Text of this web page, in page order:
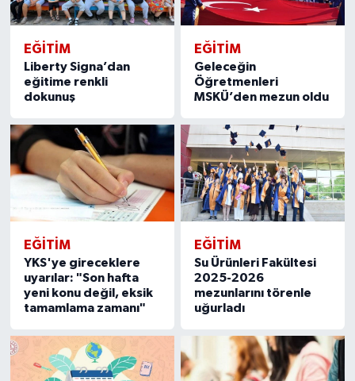
EĞITIM
Liberty Signa’dan
eğitime renkli
dokunuş
EĞITIM
Geleceğin
Öğretmenleri
MSKÜ’den mezun oldu
EĞITIM
YKS'ye gireceklere
uyarılar: "Son hafta
yeni konu değil, eksik
tamamlama zamanı"
EĞITIM
Su Ürünleri Fakültesi
2025-2026
mezunlarını törenle
uğurladı